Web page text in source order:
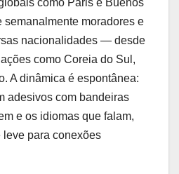
como Paris e Buenos
semanalmente moradores e
nacionalidades — desde
como Coreia do Sul,
A dinâmica é espontânea:
adesivos com bandeiras
e os idiomas que falam,
para conexões